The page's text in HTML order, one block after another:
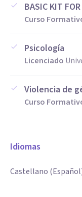
BASIC KIT
Curso
Psicología
Licenciado
Violencia de
Curso
Idiomas
Castellano